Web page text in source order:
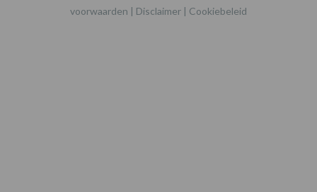
voorwaarden
Disclaimer Cookiebeleid